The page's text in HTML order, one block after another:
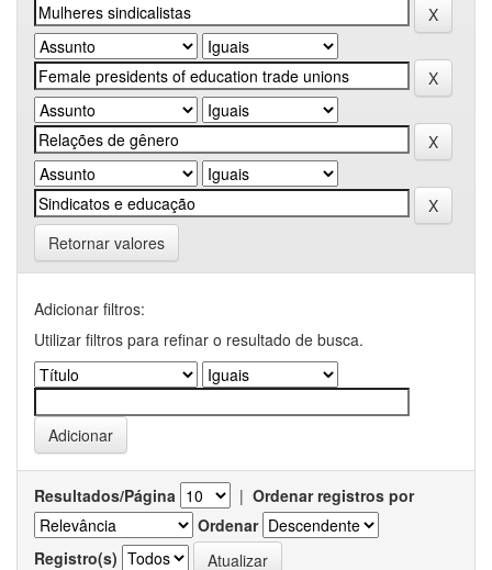
Retornar valores
Adicionar filtros:
Utilizar filtros para refinar o resultado de busca.
Resultados/Página | Ordenar registros por
Ordenar
Registro(s)